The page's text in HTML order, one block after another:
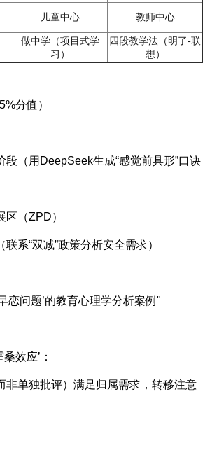
儿童中心 教师中心
做中学（项目式学
习）
四段教学法（明了-联
想）
分值）
段（用DeepSeek生成“感觉前具形”口诀
区（ZPD）
系“双减”政策分析安全需求）
恋问题’的教育心理学分析案例"
效应’：
非单独批评）满足归属需求，转移注意